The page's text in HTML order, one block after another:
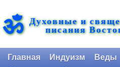
ॐ Духовные и
писания
Главная Индуизм Веды